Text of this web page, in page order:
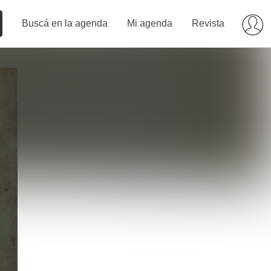
Buscá en la agenda Mi agenda Revista